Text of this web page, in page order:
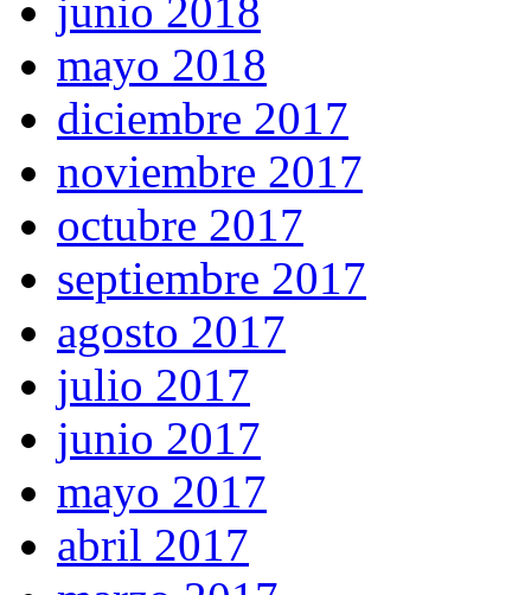
junio 2018
mayo 2018
diciembre 2017
noviembre 2017
octubre 2017
septiembre 2017
agosto 2017
julio 2017
junio 2017
mayo 2017
abril 2017